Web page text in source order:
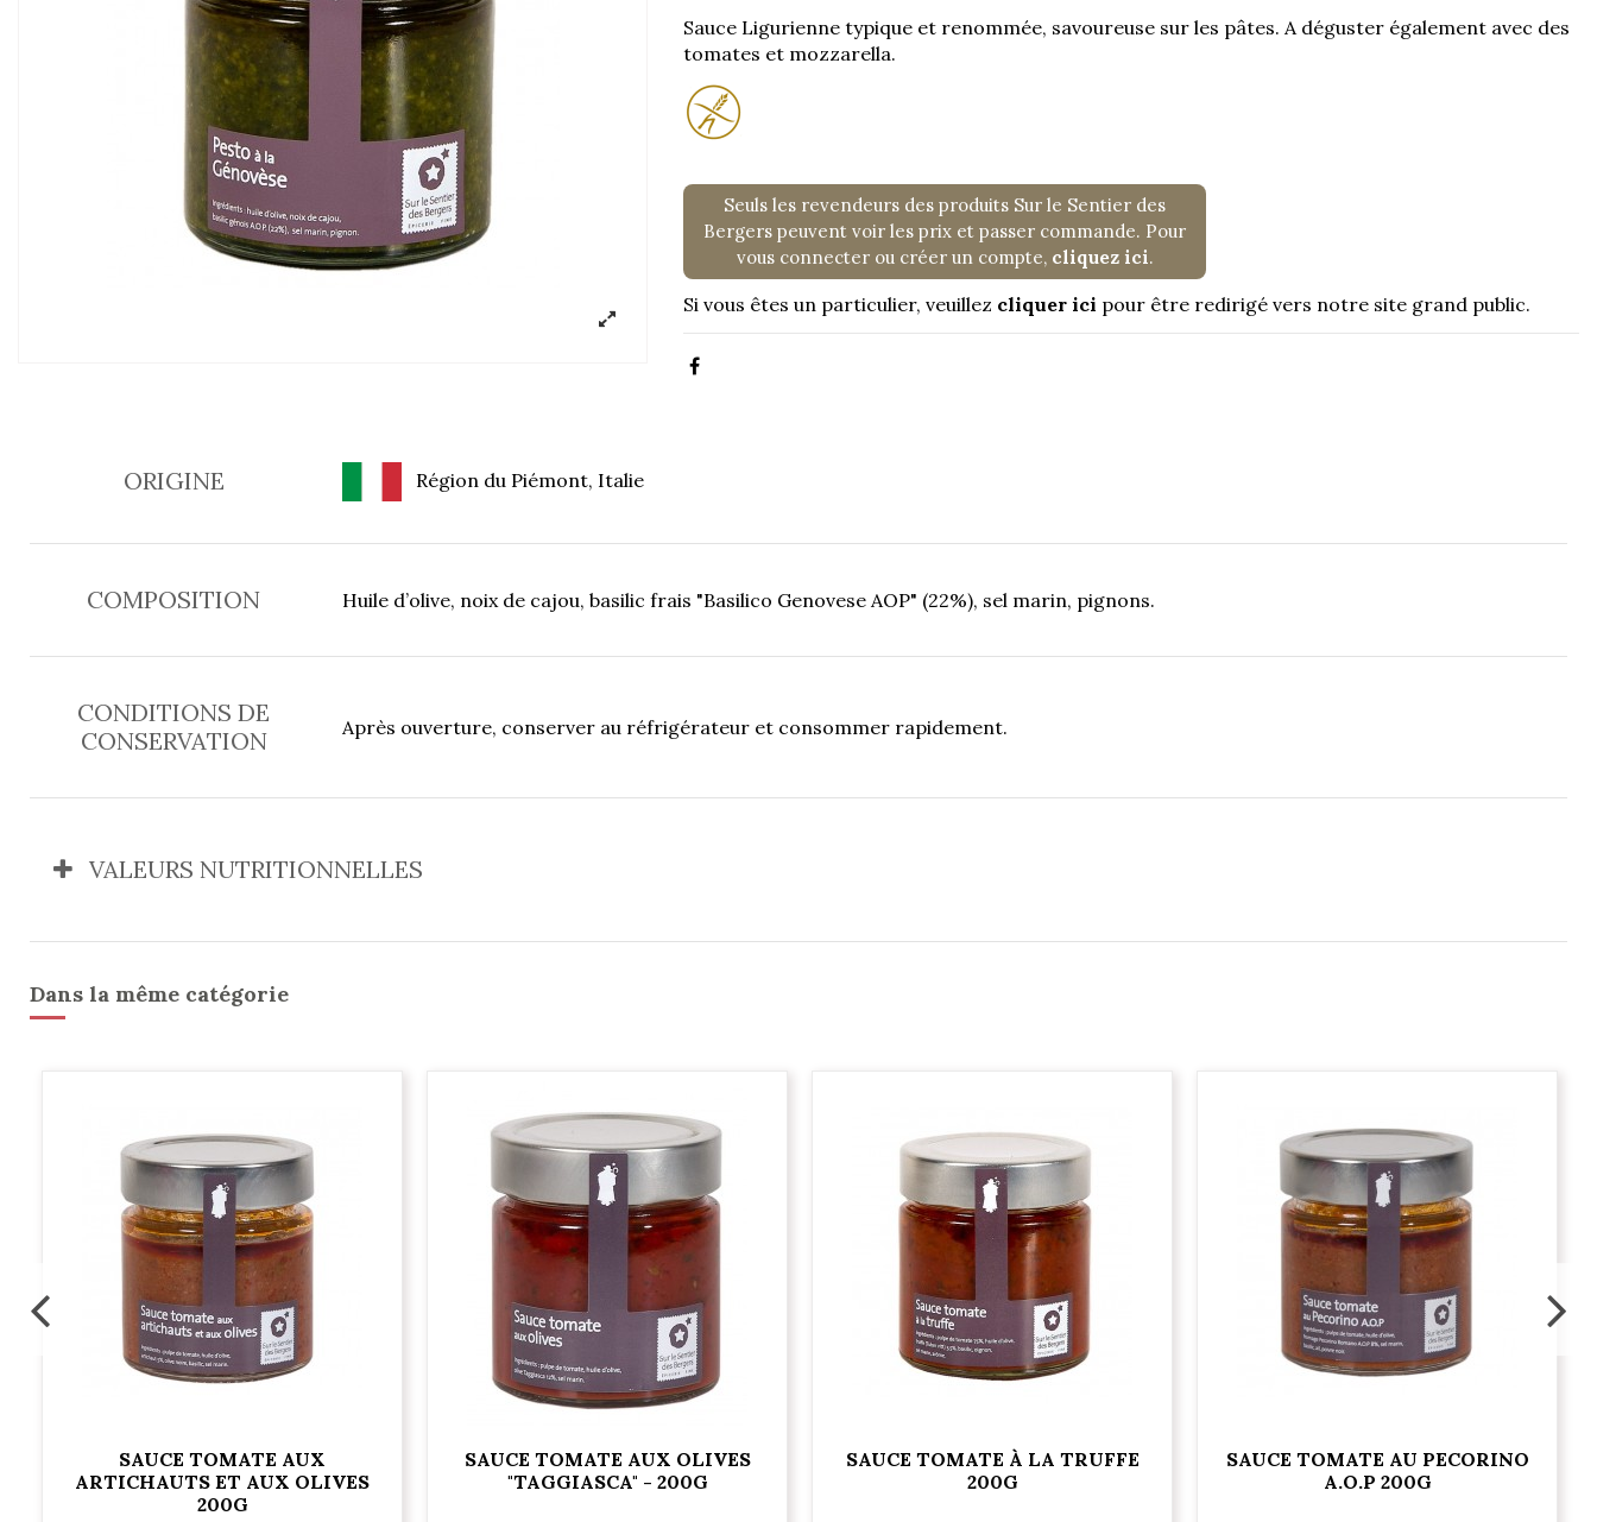
Sauce Ligurienne typique et renommée, savoureuse sur les pâtes. A déguster également avec des
tomates et mozzarella.
Seuls les revendeurs des produits Sur le Sentier des
Bergers peuvent voir les prix et passer commande. Pour
vous connecter ou créer un compte, cliquez ici.
Si vous êtes un particulier, veuillez cliquer ici pour être redirigé vers notre site grand public.
ORIGINE Région du Piémont, Italie
COMPOSITION Huile d’olive, noix de cajou, basilic frais "Basilico Genovese AOP" (22%), sel marin, pignons.
CONDITIONS DE
CONSERVATION
Après ouverture, conserver au réfrigérateur et consommer rapidement.
VALEURS NUTRITIONNELLES
Dans la même catégorie
SAUCE TOMATE AUX
ARTICHAUTS ET AUX OLIVES
200G
SAUCE TOMATE AUX OLIVES
"TAGGIASCA" - 200G
SAUCE TOMATE À LA TRUFFE
200G
SAUCE TOMATE AU PECORINO
A.O.P 200G